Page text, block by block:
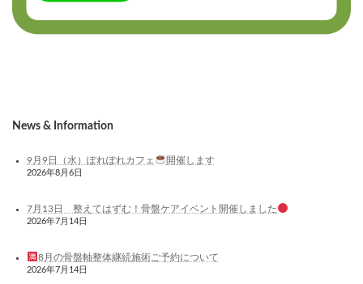
News & Information
9月9日（水）ぽれぽれカフェ 開催します
2026年8月6日
7月13日 整えてはずむ！骨盤ケアイベント開催しました
2026年7月14日
8月の骨盤軸整体継続施術ご予約について
2026年7月14日